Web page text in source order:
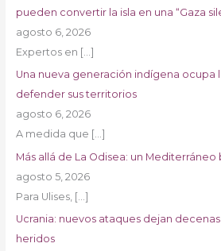
pueden convertir la isla en una “Gaza
agosto 6, 2026
Expertos en […]
Una nueva generación indígena ocupa
defender sus territorios
agosto 6, 2026
A medida que […]
Más allá de La Odisea: un Mediterráneo
agosto 5, 2026
Para Ulises, […]
Ucrania: nuevos ataques dejan
heridos